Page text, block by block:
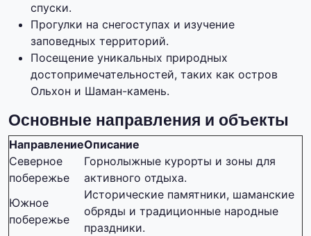
спуски.
Прогулки на снегоступах и изучение
заповедных территорий.
Посещение уникальных природных
достопримечательностей, таких как остров
Ольхон и Шаман-камень.
Основные направления и объекты
НаправлениеОписание
Северное
побережье
Горнолыжные курорты и зоны для
активного отдыха.
Южное
побережье
Исторические памятники, шаманские
обряды и традиционные народные
праздники.